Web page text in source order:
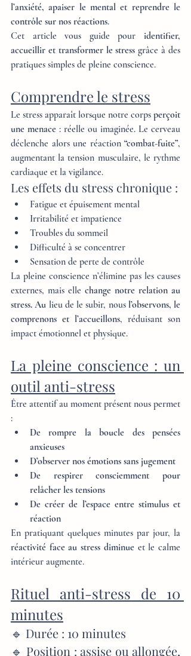
l’anxiété, apaiser le mental et reprendre le
contrôle sur nos réactions.
Cet article vous guide pour identifier,
accueillir et transformer le stress grâce à des
pratiques simples de pleine conscience.
Comprendre le stress
Le stress apparaît lorsque notre corps perçoit
une menace : réelle ou imaginée. Le cerveau
déclenche alors une réaction “combat-fuite”,
augmentant la tension musculaire, le rythme
cardiaque et la vigilance.
Les effets du stress chronique :
Fatigue et épuisement mental
Irritabilité et impatience
Troubles du sommeil
Difficulté à se concentrer
Sensation de perte de contrôle
La pleine conscience n’élimine pas les causes
externes, mais elle change notre relation au
stress. Au lieu de le subir, nous l’observons, le
comprenons et l’accueillons, réduisant son
impact émotionnel et physique.
La pleine conscience : un
outil anti-stress
Être attentif au moment présent nous permet
:
De rompre la boucle des pensées
anxieuses
D’observer nos émotions sans jugement
De respirer consciemment pour
relâcher les tensions
De créer de l’espace entre stimulus et
réaction
réactivité face au stress diminue et le calme
intérieur augmente.
Rituel anti-stress de 10
minutes
🔹 Durée : 10 minutes
🔹 Position : assise ou allongée,